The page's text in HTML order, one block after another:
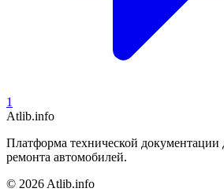
1
Atlib.info
Платформа технической документации
ремонта автомобилей.
© 2026 Atlib.info